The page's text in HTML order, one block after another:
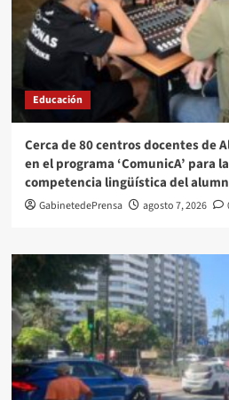
Educación
Cerca de 80 centros docentes de
en el programa ‘ComunicA’ para
competencia lingüística del
GabinetedePrensa agosto 7, 2026